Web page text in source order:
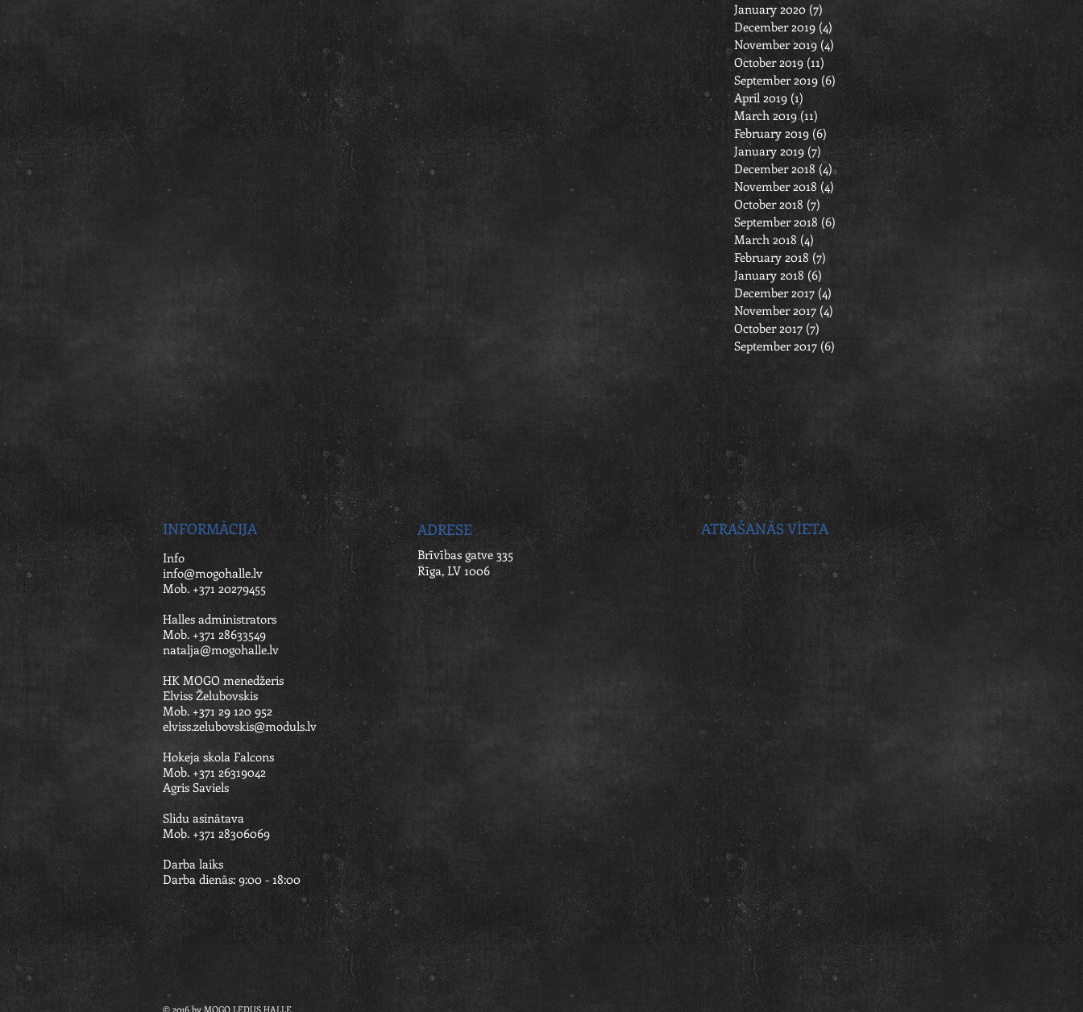
January 2020 (7) 7 posts
December 2019 (4) 4 posts
November 2019 (4)
October 2019 (11)
September 2019 (6) 6 posts
April 2019 (1) 1 post
March 2019 (11)11 posts
February 2019 (6)6 posts
January 2019 (7) 7 posts
December 2018 (4)4 posts
November 2018 (4) 4 posts
October 2018 (7) 7 posts
September 2018 (6)
March 2018 (4) 4 posts
February 2018 (7) 7 posts
January 2018 (6)
December 2017 (4)
November 2017 (4) 4 posts
October 2017 (7)
September 2017 (6) 6 posts
INFORMĀCIJA
Info
info@mogohalle.lv
Mob. +371 20279455
Halles administrators
Mob. +371 28633549
natalja@mogohalle.lv
HK MOGO menedžeris
Elviss Želubovskis
Mob. +371 29 120 952
elviss.zelubovskis@moduls.lv
Hokeja skola Falcons
Mob. +371 26319042
Agris Saviels​​
Slidu asinātava
Mob. +371 28306069
Darba laiks
Darba dienās: 9:00 - 18:00
ADRESE
Brīvības gatve 335
Rīga, LV 1006
ATRAŠANĀS VIETA
© 2016 by MOGO LEDUS HALLE